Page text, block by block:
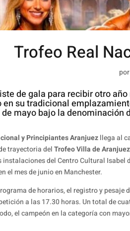
Trofeo Real
por
de gala para recibir otro
en su tradicional
mayo bajo la denominación
y Principiantes Aranjuezllega al
trayectoria delTrofeo Villa de Aranjuez
instalaciones del Centro Cultural
el mes de junio en Manchester.
de horarios, el registro y
a las 17.30 horas. Un total de
el campeón en la categoría con